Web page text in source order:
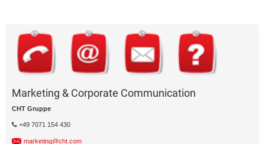
Marketing & Corporate Communication
CHT Gruppe
+49 7071 154 430
marketing@cht.com